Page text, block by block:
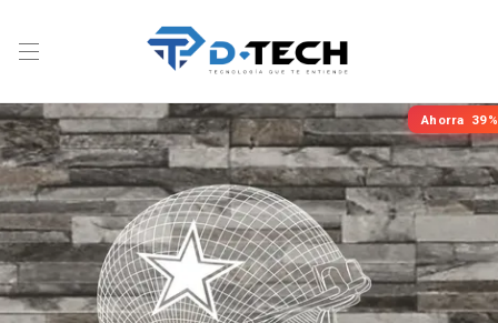
Ahorra 39%